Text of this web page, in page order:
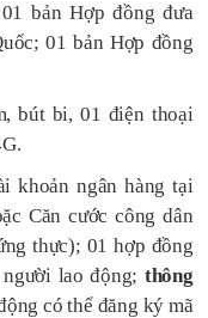
bản Hợp đồng đưa
01 bản Hợp đồng
bút bi, 01 điện thoại
khoản ngân hàng tại
Căn cước công dân
thực); 01 hợp đồng
lao động; thông
có thể đăng ký mã